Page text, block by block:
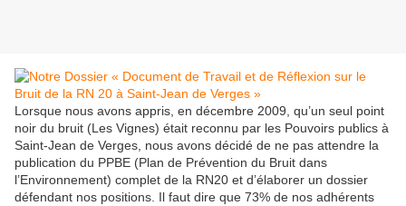
Lorsque nous avons appris, en décembre 2009, qu’un seul point
noir du bruit (Les Vignes) était reconnu par les Pouvoirs publics à
Saint-Jean de Verges, nous avons décidé de ne pas attendre la
publication du PPBE (Plan de Prévention du Bruit dans
l’Environnement) complet de la RN20 et d’élaborer un dossier
défendant nos positions. Il faut dire que 73% de nos adhérents